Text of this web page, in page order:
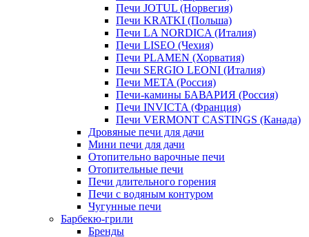
Печи JOTUL (Норвегия)
Печи KRATKI (Польша)
Печи LA NORDICA (Италия)
Печи LISEO (Чехия)
Печи PLAMEN (Хорватия)
Печи SERGIO LEONI (Италия)
Печи META (Россия)
Печи-камины БАВАРИЯ (Россия)
Печи INVICTA (Франция)
Печи VERMONT CASTINGS (Канада)
Дровяные печи для дачи
Мини печи для дачи
Отопительно варочные печи
Отопительные печи
Печи длительного горения
Печи с водяным контуром
Чугунные печи
Барбекю-грили
Бренды